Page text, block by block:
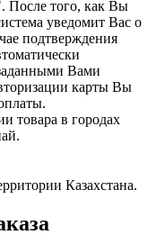
После того, как Вы
уведомит Вас о
подтверждения
Вами
карты Вы
товара в городах
Казахстана.